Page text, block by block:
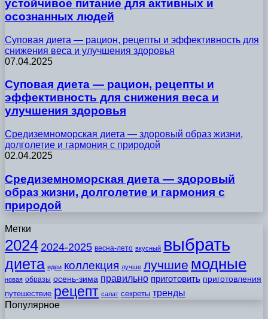
устойчивое питание для активных и
осознанных людей
Суповая диета — рацион, рецепты и эффективность для
снижения веса и улучшения здоровья
07.04.2025
Суповая диета — рацион, рецепты и
эффективность для снижения веса и
улучшения здоровья
Средиземноморская диета — здоровый образ жизни,
долголетие и гармония с природой
02.04.2025
Средиземноморская диета — здоровый
образ жизни, долголетие и гармония с
природой
Метки
2024 2024-2025 весна-лето вкусный выбрать
диета идеи коллекция лучше лучшие модные
новая образы осень-зима правильно приготовить приготовления
путешествие рецепт салат секреты тренды
Популярное